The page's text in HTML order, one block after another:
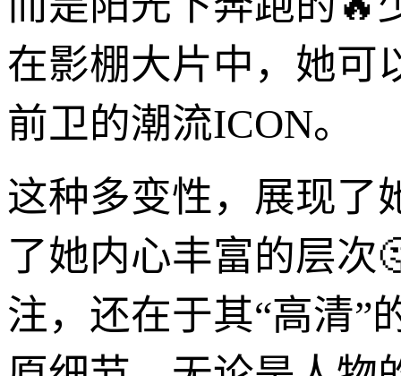
在影棚大片中，她可
前卫的潮流ICON。
这种多变性，展现了
了她内心丰富的层次
注，还在于其“高清”